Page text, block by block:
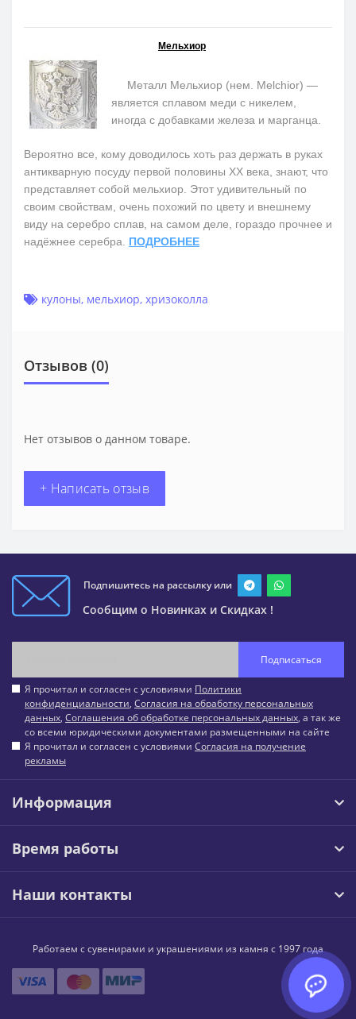
Мельхиор
Металл Мельхиор (нем. Melchior) —
является сплавом меди с никелем,
иногда с добавками железа и марганца.
Вероятно все, кому доводилось хоть раз держать в руках
антикварную посуду первой половины ХХ века, знают, что
представляет собой мельхиор. Этот удивительный по
своим свойствам, очень похожий по цвету и внешнему
виду на серебро сплав, на самом деле, гораздо прочнее и
надёжнее серебра. ПОДРОБНЕЕ
кулоны, мельхиор, хризоколла
Отзывов (0)
Нет отзывов о данном товаре.
+ Написать отзыв
Подпишитесь на рассылку или
Сообщим о Новинках и Скидках !
Подписаться
Я прочитал и согласен с условиями Политики
конфиденциальности, Согласия на обработку персональных
данных, Соглашения об обработке персональных данных, а так же
со всеми юридическими документами размещенными на сайте
Я прочитал и согласен с условиями Согласия на получение
рекламы
Информация
Время работы
Наши контакты
Работаем с сувенирами и украшениями из камня с 1997 года